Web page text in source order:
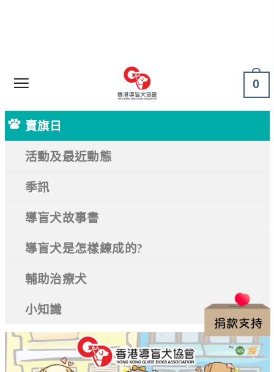
0
賣旗日
活動及最近動態
季訊
導盲犬故事書
導盲犬是怎樣練成的?
輔助治療犬
小知識